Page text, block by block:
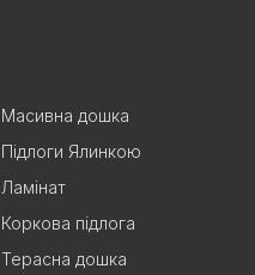
Масивна дошка
Підлоги Ялинкою
Ламінат
Коркова підлога
Терасна дошка